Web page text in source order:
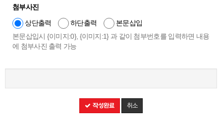
첨부사진
상단출력
하단출력
본문삽입
본문삽입시 {이미지:0}, {이미지:1} 과 같이 첨부번호를 입력하면 내용
에 첨부사진 출력 가능
작성완료 취소